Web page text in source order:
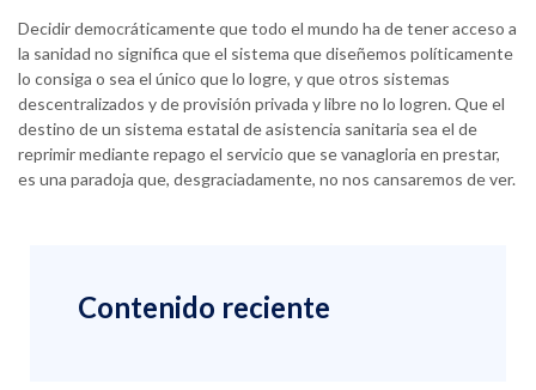
Decidir democráticamente que todo el mundo ha de tener acceso a
la sanidad no significa que el sistema que diseñemos políticamente
lo consiga o sea el único que lo logre, y que otros sistemas
descentralizados y de provisión privada y libre no lo logren. Que el
destino de un sistema estatal de asistencia sanitaria sea el de
reprimir mediante repago el servicio que se vanagloria en prestar,
es una paradoja que, desgraciadamente, no nos cansaremos de ver.
Contenido reciente